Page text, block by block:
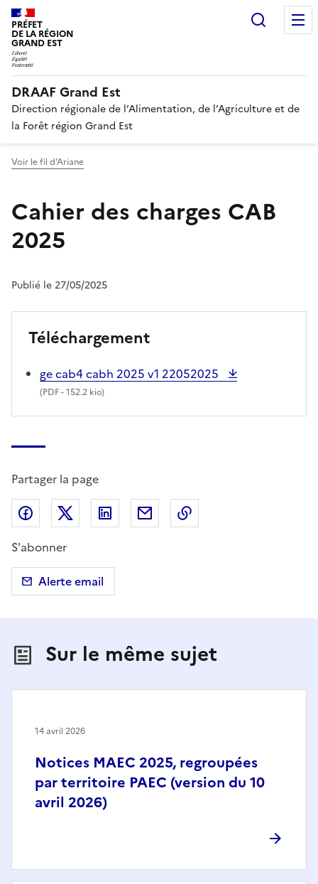
PRÉFET
DE LA RÉGION
GRAND EST
DRAAF Grand Est
Direction régionale de l’Alimentation, de l’Agriculture et de
la Forêt région Grand Est
Voir le fil d'Ariane
Cahier des charges CAB
2025
Publié le 27/05/2025
Téléchargement
ge cab4 cabh 2025 v1 22052025
(PDF- 152.2 kio)
Partager la page
Partager sur Facebook
Partager sur X (anciennement Twitter)
Partager sur LinkedIn
Partager par email
S'abonner
Alerte email
Sur le même sujet
Notices MAEC 2025, regroupées
par territoire PAEC (version du 10
avril 2026)
14 avril 2026